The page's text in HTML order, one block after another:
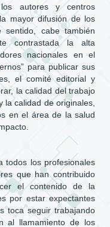
autores y centros
mayor difusión de los
cabe también
contrastada la alta
nacionales en el
para publicar sus
el comité editorial y
la calidad del trabajo
calidad de originales,
en el área de la salud
todos los profesionales
que han contribuido
el contenido de la
por estar expectantes
toca seguir trabajando
al llamamiento de los